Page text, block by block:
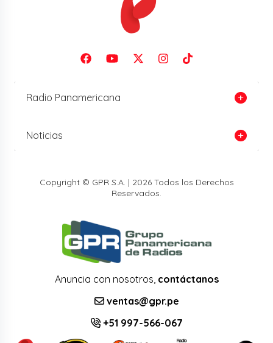
Radio Panamericana
Noticias
Copyright © GPR S.A. | 2026 Todos los Derechos
Reservados.
Anuncia con nosotros, contáctanos
ventas@gpr.pe
+51 997-566-067